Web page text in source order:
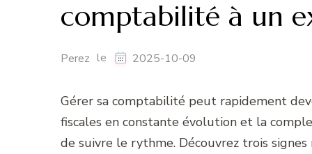
comptabilité à un
Perez le 2025-10-09
Gérer sa comptabilité peut rapidement
fiscales en constante évolution et la
de suivre le rythme. Découvrez trois